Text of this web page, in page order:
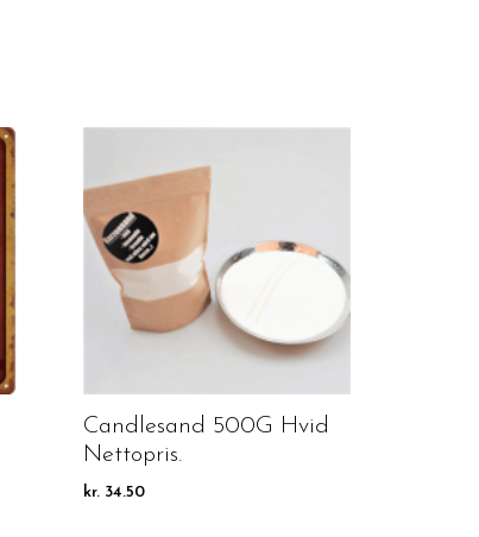
Candlesand 500G Hvid
Nettopris.
kr. 34.50